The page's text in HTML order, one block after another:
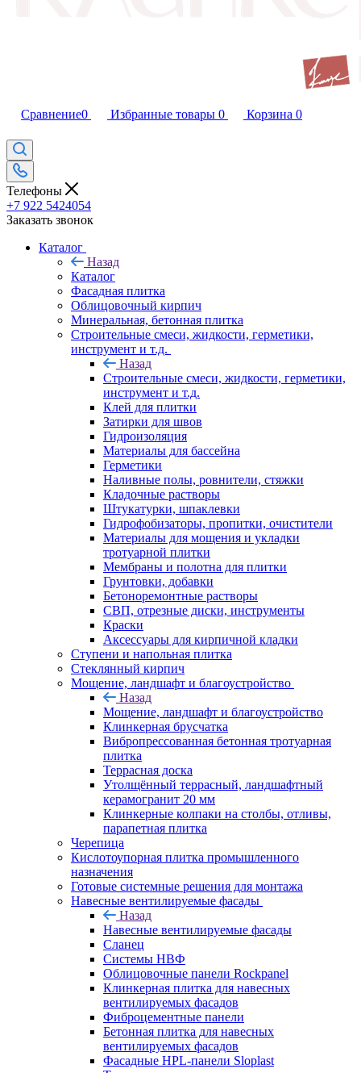
Сравнение0 Избранные товары 0 Корзина 0
Телефоны
+7 922 5424054
Заказать звонок
Каталог
Назад
Каталог
Фасадная плитка
Облицовочный кирпич
Минеральная, бетонная плитка
Строительные смеси, жидкости, герметики,
инструмент и т.д.
Назад
Строительные смеси, жидкости, герметики,
инструмент и т.д.
Клей для плитки
Затирки для швов
Гидроизоляция
Материалы для бассейна
Герметики
Наливные полы, ровнители, стяжки
Кладочные растворы
Штукатурки, шпаклевки
Гидрофобизаторы, пропитки, очистители
Материалы для мощения и укладки
тротуарной плитки
Мембраны и полотна для плитки
Грунтовки, добавки
Бетоноремонтные растворы
СВП, отрезные диски, инструменты
Краски
Аксессуары для кирпичной кладки
Ступени и напольная плитка
Cтеклянный кирпич
Мощение, ландшафт и благоустройство
Назад
Мощение, ландшафт и благоустройство
Клинкерная брусчатка
Вибропрессованная бетонная тротуарная
плитка
Террасная доска
Утолщённый террасный, ландшафтный
керамогранит 20 мм
Клинкерные колпаки на столбы, отливы,
парапетная плитка
Черепица
Кислотоупорная плитка промышленного
назначения
Готовые системные решения для монтажа
Навесные вентилируемые фасады
Назад
Навесные вентилируемые фасады
Сланец
Системы НВФ
Облицовочные панели Rockpanel
Клинкерная плитка для навесных
вентилируемых фасадов
Фиброцементные панели
Бетонная плитка для навесных
вентилируемых фасадов
Фасадные HPL-панели Sloplast